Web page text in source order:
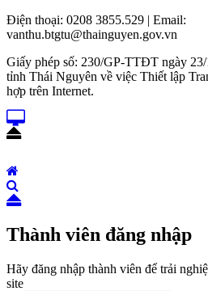
Điện thoại: 0208 3855.529 | Email:
vanthu.btgtu@thainguyen.gov.vn
Giấy phép số: 230/GP-TTĐT ngày
tỉnh Thái Nguyên về việc Thiết lập
hợp trên Internet.
Thành viên đăng nhập
Hãy đăng nhập thành viên để trải
site